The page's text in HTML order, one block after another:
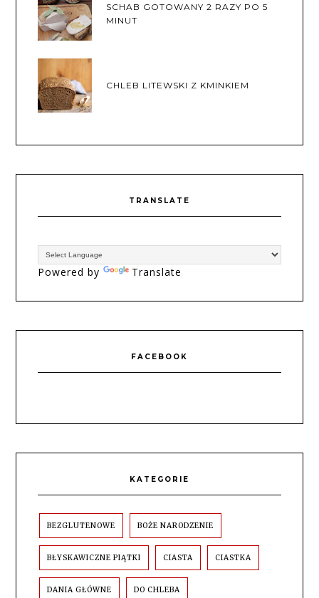
SCHAB GOTOWANY 2 RAZY PO 5
MINUT
CHLEB LITEWSKI Z KMINKIEM
TRANSLATE
Powered by Translate
FACEBOOK
KATEGORIE
BEZGLUTENOWE BOŻE NARODZENIE
BŁYSKAWICZNE PIĄTKI CIASTA CIASTKA
DANIA GŁÓWNE DO CHLEBA